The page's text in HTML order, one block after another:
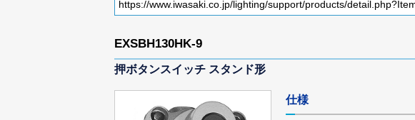
EXSBH130HK-9
押ボタンスイッチ スタンド形
仕様